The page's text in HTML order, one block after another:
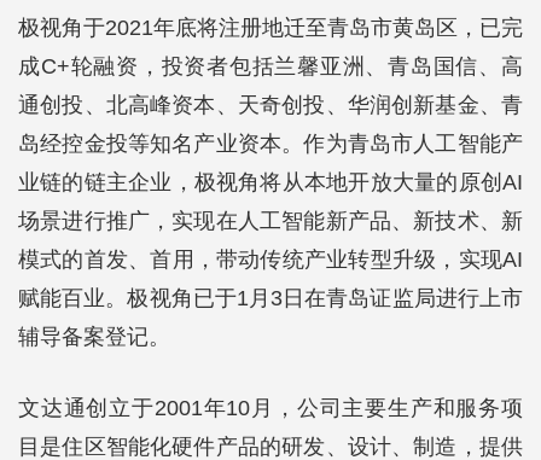
极视角于2021年底将注册地迁至青岛市黄岛区，已完
成C+轮融资，投资者包括兰馨亚洲、青岛国信、高
通创投、北高峰资本、天奇创投、华润创新基金、青
岛经控金投等知名产业资本。作为青岛市人工智能产
业链的链主企业，极视角将从本地开放大量的原创AI
场景进行推广，实现在人工智能新产品、新技术、新
模式的首发、首用，带动传统产业转型升级，实现AI
赋能百业。极视角已于1月3日在青岛证监局进行上市
辅导备案登记。
文达通创立于2001年10月，公司主要生产和服务项
目是住区智能化硬件产品的研发、设计、制造，提供